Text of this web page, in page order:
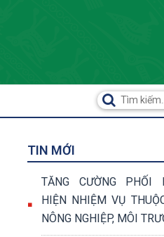
TIN MỚI
TĂNG CƯỜNG PHỐI
HIỆN NHIỆM VỤ
NÔNG NGHIỆP, MÔI